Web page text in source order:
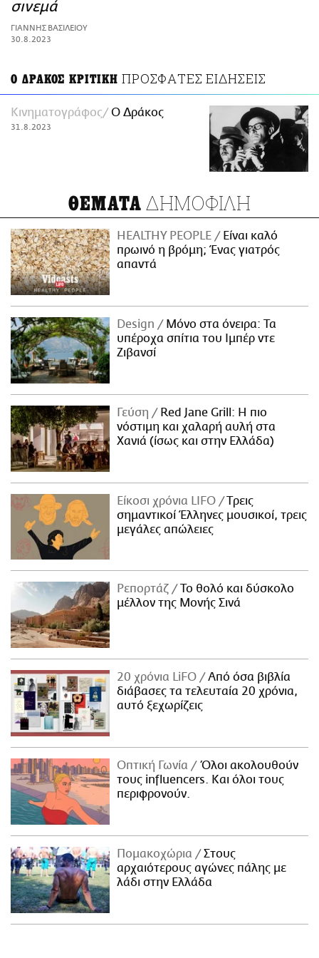
PRINT
σινεμά
ΓΙΑΝΝΗΣ ΒΑΣΙΛΕΙΟΥ
30.8.2023
Ο ΔΡΑΚΟΣ ΚΡΙΤΙΚΗ ΠΡΟΣΦΑΤΕΣ ΕΙΔΗΣΕΙΣ
Κινηματογράφος Ο Δράκος
31.8.2023
ΘΕΜΑΤΑ ΔΗΜΟΦΙΛΗ
HEALTHY PEOPLE
Είναι καλό
πρωινό η βρόμη; Ένας γιατρός
απαντά
Design
Μόνο στα όνειρα: Τα
υπέροχα σπίτια του Ιμπέρ ντε
Ζιβανσί
Γεύση
Red Jane Grill: Η πιο
νόστιμη και χαλαρή αυλή στα
Χανιά (ίσως και στην Ελλάδα)
Είκοσι χρόνια LIFO
Tρεις
σημαντικοί Έλληνες μουσικοί, τρεις
μεγάλες απώλειες
Ρεπορτάζ
Το θολό και δύσκολο
μέλλον της Μονής Σινά
20 χρόνια LiFO
Από όσα βιβλία
διάβασες τα τελευταία 20 χρόνια,
αυτό ξεχωρίζεις
Οπτική Γωνία
Όλοι ακολουθούν
τους influencers. Και όλοι τους
περιφρονούν.
Πομακοχώρια
Στους
αρχαιότερους αγώνες πάλης με
λάδι στην Ελλάδα